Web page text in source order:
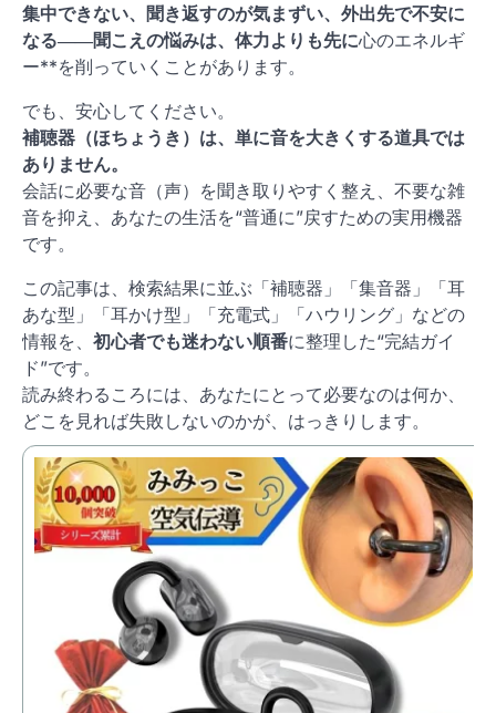
集中できない、聞き返すのが気まずい、外出先で不安に
なる――聞こえの悩みは、体力よりも先に心のエネルギ
ー**を削っていくことがあります。
でも、安心してください。
補聴器（ほちょうき）は、単に音を大きくする道具では
ありません。
会話に必要な音（声）を聞き取りやすく整え、不要な雑
音を抑え、あなたの生活を“普通に”戻すための実用機器
です。
この記事は、検索結果に並ぶ「補聴器」「集音器」「耳
あな型」「耳かけ型」「充電式」「ハウリング」などの
情報を、 初心者でも迷わない順番に整理した“完結ガイ
ド”です。
読み終わるころには、あなたにとって必要なのは何か、
どこを見れば失敗しないのかが、はっきりします。